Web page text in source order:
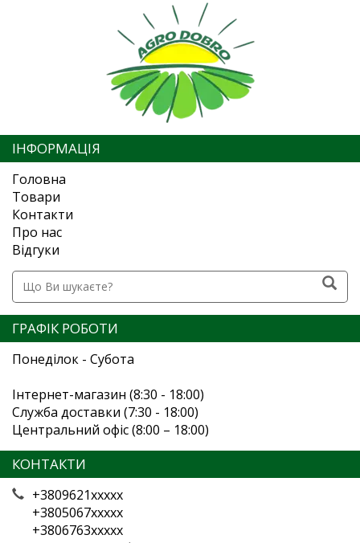
ІНФОРМАЦІЯ
Головна
Товари
Контакти
Про нас
Відгуки
ГРАФІК РОБОТИ
Понеділок - Субота
Інтернет-магазин (8:30 - 18:00)
Служба доставки (7:30 - 18:00)
Центральний офіс (8:00 – 18:00)
КОНТАКТИ
+3809621xxxxx
+3805067xxxxx
+3806763xxxxx